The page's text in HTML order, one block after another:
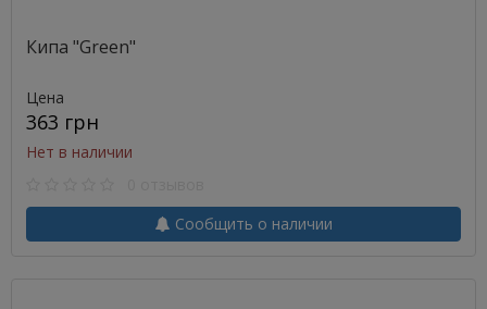
Кипа "Green"
Цена
363 грн
Нет в наличии
Сообщить о наличии